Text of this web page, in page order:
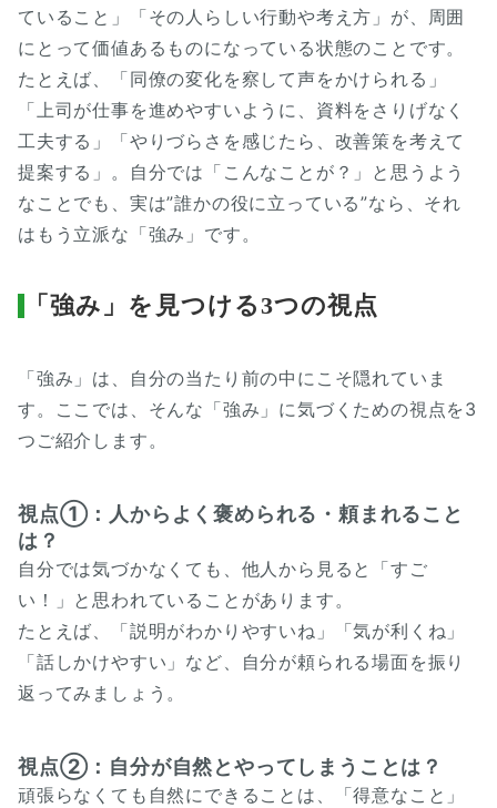
ていること」「その人らしい行動や考え方」が、周囲
にとって価値あるものになっている状態のことです。
たとえば、「同僚の変化を察して声をかけられる」
「上司が仕事を進めやすいように、資料をさりげなく
工夫する」「やりづらさを感じたら、改善策を考えて
提案する」。自分では「こんなことが？」と思うよう
なことでも、実は”誰かの役に立っている”なら、それ
はもう立派な「強み」です。
「強み」を見つける3つの視点
「強み」は、自分の当たり前の中にこそ隠れていま
す。ここでは、そんな「強み」に気づくための視点を3
つご紹介します。
視点①：人からよく褒められる・頼まれること
は？
自分では気づかなくても、他人から見ると「すご
い！」と思われていることがあります。
たとえば、「説明がわかりやすいね」「気が利くね」
「話しかけやすい」など、自分が頼られる場面を振り
返ってみましょう。
視点②：自分が自然とやってしまうことは？
頑張らなくても自然にできることは、「得意なこと」